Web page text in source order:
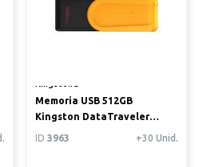
Memoria USB 512GB
Kingston DataTraveler
Exodia S
ID 3963 +30 Unid.